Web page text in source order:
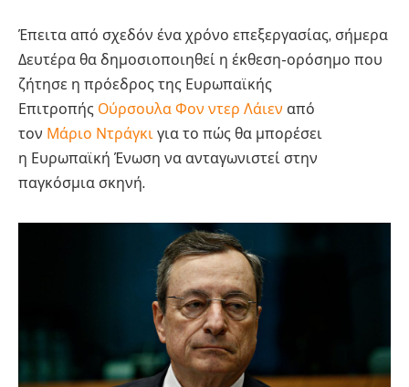
Έπειτα από σχεδόν ένα χρόνο επεξεργασίας, σήμερα
Δευτέρα θα δημοσιοποιηθεί η έκθεση-ορόσημο που
ζήτησε η πρόεδρος της Ευρωπαϊκής
Επιτροπής Ούρσουλα Φον ντερ Λάιεν από
τον Μάριο Ντράγκι για το πώς θα μπορέσει
η Ευρωπαϊκή Ένωση να ανταγωνιστεί στην
παγκόσμια σκηνή.